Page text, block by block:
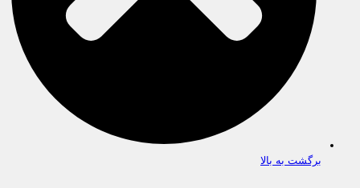
برگشت به بالا